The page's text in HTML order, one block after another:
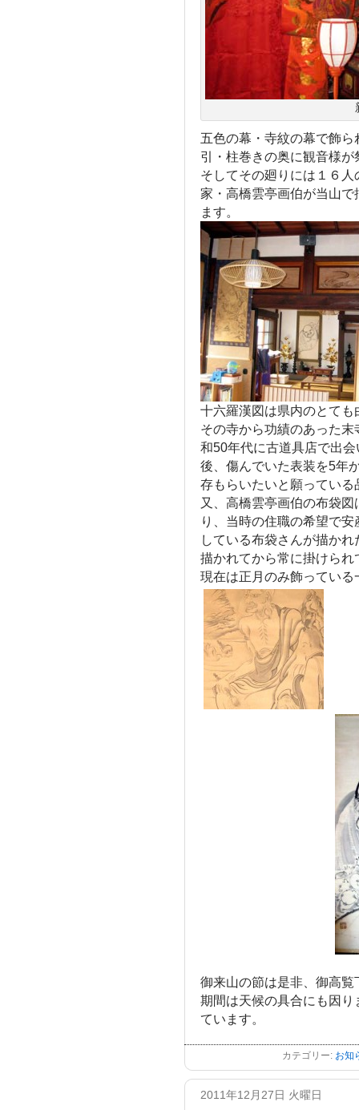
五色の幕・寺紋の幕で飾
引・柱巻きの奥に観音様が
そしてその廻りには１６
家・高橋雲亭画伯が当山
ます。
十六羅漢図は県内のとて
その寺から功績のあった
和50年代に古道具店で出
後、傷んでいた表装を5年
存もらいたいと願っている
又、高橋雲亭画伯の布袋
り、当時の住職の希望で
している布袋さんが描か
描かれてから常に掛けら
現在は正月のみ飾っている
御来山の節は是非、御高覧
期間は天候の具合にも因
ています。
カテゴリー: お知
2011年12月27日 火曜日